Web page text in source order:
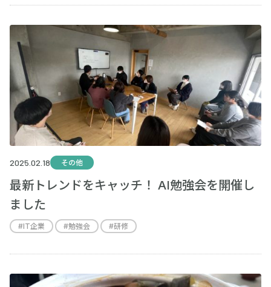
2025.02.18 その他
最新トレンドをキャッチ！ AI勉強会を開催し
ました
#IT企業 #勉強会 #研修